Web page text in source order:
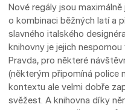
Nové regály jsou
o kombinaci běžných latí a
slavného italského
knihovny je jejich
Pravda, pro některé
(některým připomíná police
kontextu ale velmi dobře
svěžest. A knihovna díky